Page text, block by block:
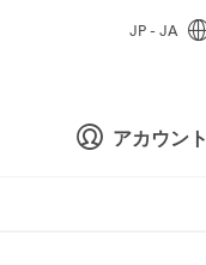
アカウント
JP - JA